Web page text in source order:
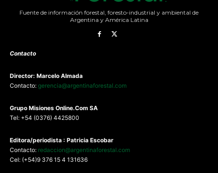
Fuente de información forestal, foresto-industrial y ambiental de
Argentina y América Latina
Contacto
Director: Marcelo Almada
Contacto: gerencia@argentinaforestal.com
Grupo Misiones Online.Com SA
Tel: +54 (0376) 4425800
Editora/periodista : Patricia Escobar
Contacto: redaccion@argentinaforestal.com
Cel: (+54)9 376 15 4 131636